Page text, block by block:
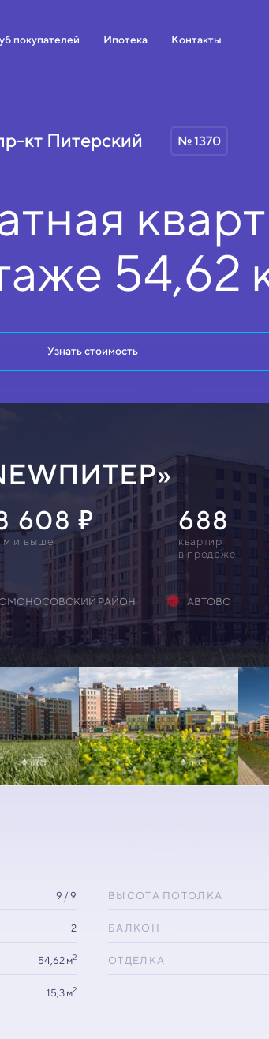
покупателей Ипотека Контакты
кт Питерский № 1370
54,62
Узнать стоимость
608
м и выше
688
квартир
в продаже
РАЙОН АВТОВО
9 / 9
2
54,62 м2
15,3 м2
ВЫСОТА ПОТОЛКА
БАЛКОН
ОТДЕЛКА